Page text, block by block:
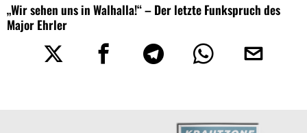
„Wir sehen uns in Walhalla!“ – Der letzte Funkspruch des
Major Ehrler